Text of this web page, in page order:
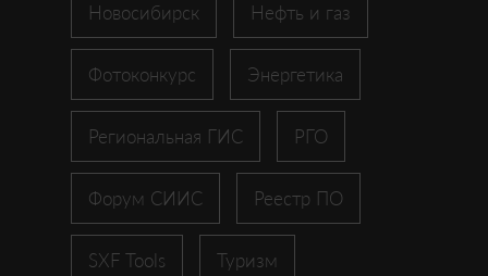
Новосибирск Нефть и газ
Фотоконкурс Энергетика
Региональная ГИС РГО
Форум СИИС Реестр ПО
SXF Tools Туризм